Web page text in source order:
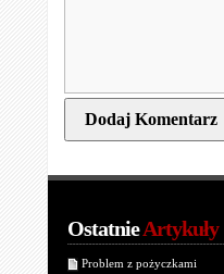
OstatnieArtykuły
Problem z pożyczkami